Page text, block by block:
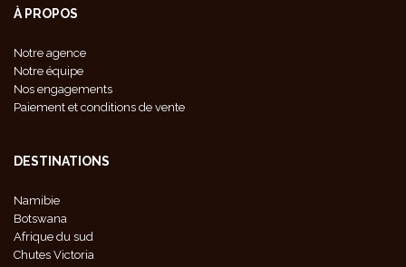
À PROPOS
Notre agence
Notre équipe
Nos engagements
Paiement et conditions de vente
DESTINATIONS
Namibie
Botswana
Afrique du sud
Chutes Victoria